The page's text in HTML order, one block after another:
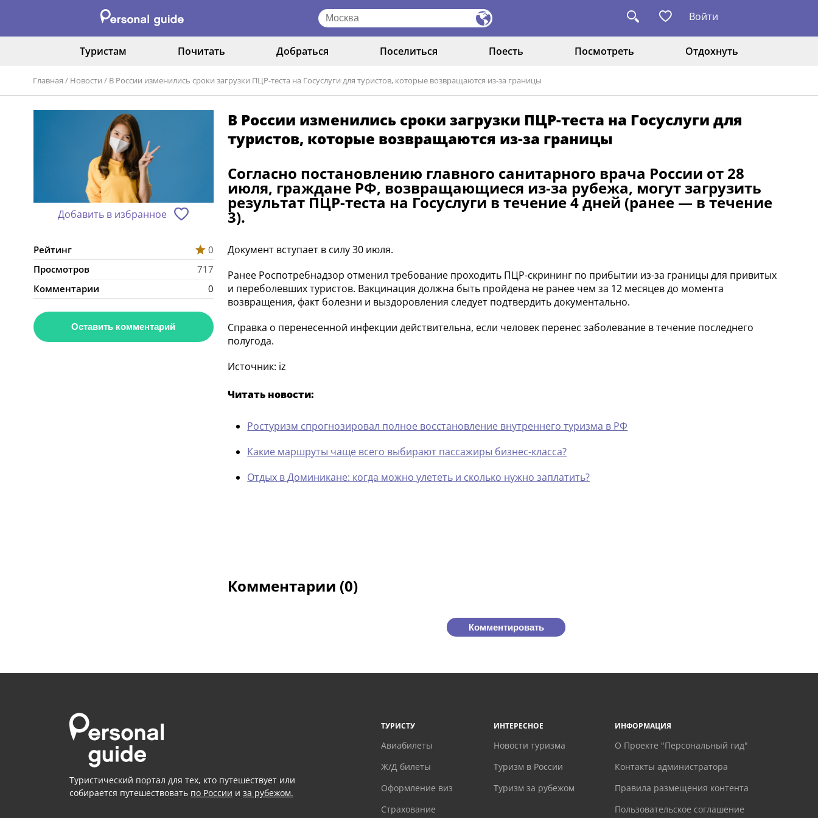
Войти
Туристам Почитать Добраться Поселиться Поесть Посмотреть Отдохнуть
Главная / Новости / В России изменились сроки загрузки ПЦР-теста на Госуслуги для туристов, которые возвращаются из-за границы
Добавить в избранное
Рейтинг
0
Просмотров
717
Комментарии
0
Оставить комментарий
В России изменились сроки загрузки ПЦР-теста на Госуслуги для
туристов, которые возвращаются из-за границы
Согласно постановлению главного санитарного врача России от 28
июля, граждане РФ, возвращающиеся из-за рубежа, могут загрузить
результат ПЦР-теста на Госуслуги в течение 4 дней (ранее — в течение
3).
Документ вступает в силу 30 июля.
Ранее Роспотребнадзор отменил требование проходить ПЦР-скрининг по прибытии из-за границы для привитых
и переболевших туристов. Вакцинация должна быть пройдена не ранее чем за 12 месяцев до момента
возвращения, факт болезни и выздоровления следует подтвердить документально.
Справка о перенесенной инфекции действительна, если человек перенес заболевание в течение последнего
полугода.
Источник: iz
Читать новости:
Ростуризм спрогнозировал полное восстановление внутреннего туризма в РФ
Какие маршруты чаще всего выбирают пассажиры бизнес-класса?
Отдых в Доминикане: когда можно улететь и сколько нужно заплатить?
Комментарии (0)
Комментировать
Туристический портал для тех, кто путешествует или
собирается путешествовать по России и за рубежом.
ТУРИСТУ
Авиабилеты
Ж/Д билеты
Оформление виз
Страхование
ИНТЕРЕСНОЕ
Новости туризма
Туризм в России
Туризм за рубежом
ИНФОРМАЦИЯ
О Проекте "Персональный гид"
Контакты администратора
Правила размещения контента
Пользовательское соглашение